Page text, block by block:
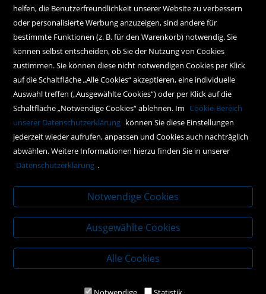
Kontakt
Instagram
Facebook
Newsletteranmeldung
Policy
AGBs
Impressum
Datenschutz
helfen, die Benutzerfreundlichkeit unserer Website zu verbessern
oder personalisierte Werbung anzuzeigen, sind andere für
bestimmte Funktionen (z. B. für den Warenkorb) notwendig. Sie
können selbst entscheiden, ob Sie der Nutzung von Cookies
zustimmen. Sie können diese nicht notwendigen Cookies per Klick
auf die Schaltfläche „Alle Cookies“ akzeptieren, eine individuelle
Auswahl treffen („Ausgewählte Cookies“) oder per Klick auf die
Schaltfläche „Notwendige Cookies“ ablehnen. Im Cookie-Bereich
unserer Datenschutzerklärung können Sie diese Einstellungen
jederzeit wieder aufrufen, anpassen und Cookies auch nachträglich
abwählen. Weitere Informationen hierzu finden Sie in unserer
Datenschutzerklärung .
Notwendige Cookies
Ausgewählte Cookies
Alle Cookies